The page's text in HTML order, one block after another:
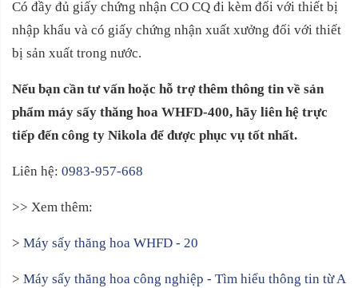
Có đầy đủ giấy chứng nhận CO CQ đi kèm đối với thiết bị
nhập khẩu và có giấy chứng nhận xuất xưởng đối với thiết
bị sản xuất trong nước.
Nếu bạn cần tư vấn hoặc hỗ trợ thêm thông tin về sản
phẩm máy sấy thăng hoa WHFD-400, hãy liên hệ trực
tiếp đến công ty Nikola để được phục vụ tốt nhất.
Liên hệ: 0983-957-668
>> Xem thêm:
> Máy sấy thăng hoa WHFD - 20
> Máy sấy thăng hoa công nghiệp - Tìm hiểu thông tin từ A